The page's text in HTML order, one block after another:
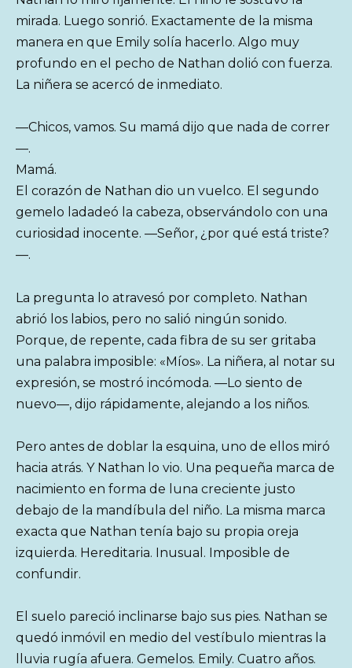
mirada. Luego sonrió. Exactamente de la misma
manera en que Emily solía hacerlo. Algo muy
profundo en el pecho de Nathan dolió con fuerza.
La niñera se acercó de inmediato.
—Chicos, vamos. Su mamá dijo que nada de correr
—.
Mamá.
El corazón de Nathan dio un vuelco. El segundo
gemelo ladadeó la cabeza, observándolo con una
curiosidad inocente. —Señor, ¿por qué está triste?
—.
La pregunta lo atravesó por completo. Nathan
abrió los labios, pero no salió ningún sonido.
Porque, de repente, cada fibra de su ser gritaba
una palabra imposible: «Míos». La niñera, al notar su
expresión, se mostró incómoda. —Lo siento de
nuevo—, dijo rápidamente, alejando a los niños.
Pero antes de doblar la esquina, uno de ellos miró
hacia atrás. Y Nathan lo vio. Una pequeña marca de
nacimiento en forma de luna creciente justo
debajo de la mandíbula del niño. La misma marca
exacta que Nathan tenía bajo su propia oreja
izquierda. Hereditaria. Inusual. Imposible de
confundir.
El suelo pareció inclinarse bajo sus pies. Nathan se
quedó inmóvil en medio del vestíbulo mientras la
lluvia rugía afuera. Gemelos. Emily. Cuatro años.